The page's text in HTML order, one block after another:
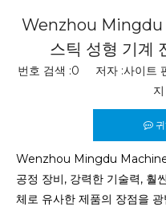
Wenzhou Mingdu
스틱 성형 기계
번호 검색 :0 저자 :사이트
지
Wenzhou Mingdu
공정 장비, 강력한 기술력, 훨
체로 유사한 제품의 장점을